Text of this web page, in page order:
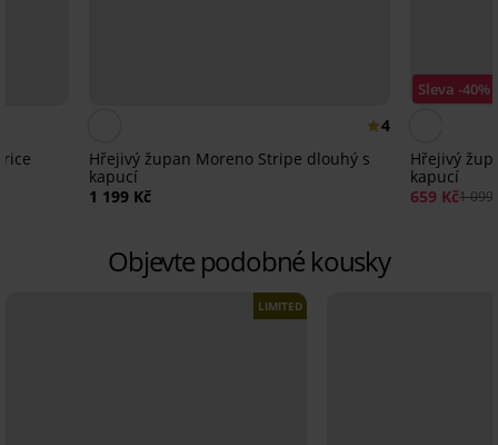
4
Hřejivý župan Moreno Stripe dlouhý s
kapucí
1 199 Kč
Sleva -40%
Hřejivý
kapucí
659 Kč1 099
Objevte podobné kousky
LIMITED